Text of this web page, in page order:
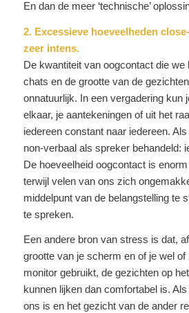
En dan de meer ‘technische’
2. Excessieve hoeveelheden
zeer intens.
De kwantiteit van oogcontact die we
chats en de grootte van de
onnatuurlijk. In een vergadering kun
elkaar, je aantekeningen of uit het
iedereen constant naar iedereen.
non-verbaal als spreker behandeld:
De hoeveelheid oogcontact is
terwijl velen van ons zich
middelpunt van de belangstelling te
te spreken.
Een andere bron van stress is dat,
grootte van je scherm en of je wel of
monitor gebruikt, de gezichten op
kunnen lijken dan comfortabel is.
ons is en het gezicht van de ander